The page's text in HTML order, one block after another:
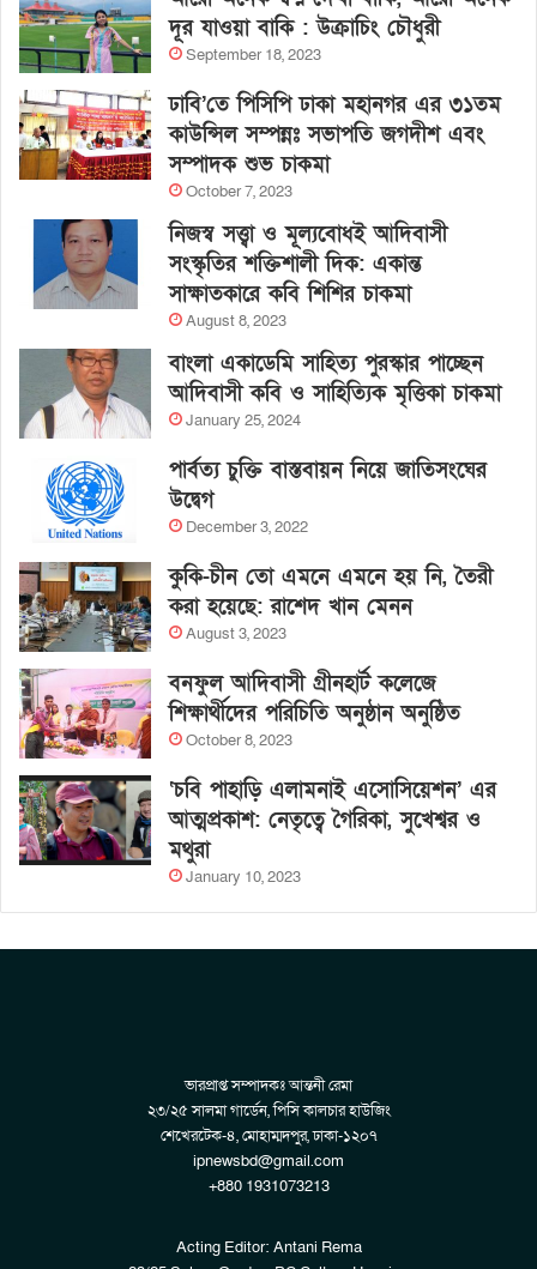
দূর যাওয়া বাকি : উক্রাচিং চৌধুরী
September 18, 2023
ঢাবি’তে পিসিপি ঢাকা মহানগর এর ৩১তম
কাউন্সিল সম্পন্নঃ সভাপতি জগদীশ এবং
সম্পাদক শুভ চাকমা
October 7, 2023
নিজস্ব সত্ত্বা ও মূল্যবোধই আদিবাসী
সংস্কৃতির শক্তিশালী দিক: একান্ত
সাক্ষাতকারে কবি শিশির চাকমা
August 8, 2023
বাংলা একাডেমি সাহিত্য পুরস্কার পাচ্ছেন
আদিবাসী কবি ও সাহিত্যিক মৃত্তিকা চাকমা
January 25, 2024
পার্বত্য চুক্তি বাস্তবায়ন নিয়ে জাতিসংঘের
উদ্বেগ
December 3, 2022
কুকি-চীন তো এমনে এমনে হয় নি, তৈরী
করা হয়েছে: রাশেদ খান মেনন
August 3, 2023
বনফুল আদিবাসী গ্রীনহার্ট কলেজে
শিক্ষার্থীদের পরিচিতি অনুষ্ঠান অনুষ্ঠিত
October 8, 2023
‘চবি পাহাড়ি এলামনাই এসোসিয়েশন’ এর
আত্মপ্রকাশ: নেতৃত্বে গৈরিকা, সুখেশ্বর ও
মথুরা
January 10, 2023
ভারপ্রাপ্ত সম্পাদকঃ আন্তনী রেমা
২৩/২৫ সালমা গার্ডেন, পিসি কালচার হাউজিং
শেখেরটেক-৪, মোহাম্মদপুর, ঢাকা-১২০৭
ipnewsbd@gmail.com
+880 1931073213
Acting Editor: Antani Rema